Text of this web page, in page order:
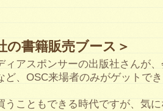
の書籍販売ブース＞
ィアスポンサーの出版社さんが
ど、OSC来場者のみがゲットで
うこともできる時代ですが、気